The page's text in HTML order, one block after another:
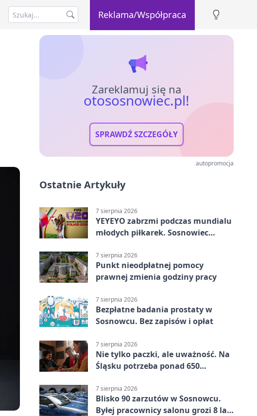
Reklama/Współpraca
Zareklamuj się na
otososnowiec.pl!
SPRAWDŹ SZCZEGÓŁY
autopromocja
Ostatnie Artykuły
7 sierpnia 2026
YEYEYO zabrzmi podczas mundialu
młodych piłkarek. Sosnowiec
7 sierpnia 2026
Punkt nieodpłatnej pomocy
prawnej zmienia godziny pracy
7 sierpnia 2026
Bezpłatne badania prostaty w
Sosnowcu. Bez zapisów i opłat
7 sierpnia 2026
Nie tylko paczki, ale uważność. Na
Śląsku potrzeba ponad 650
7 sierpnia 2026
Blisko 90 zarzutów w Sosnowcu.
Byłej pracownicy salonu grozi 8 lat